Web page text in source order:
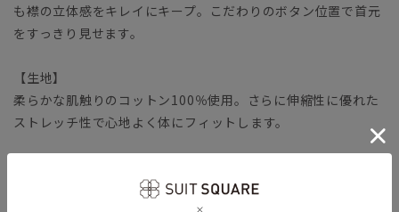
も襟の立体感をキレイにキープ。こだわりのボタン位置で首元
をすっきり見せます。
【生地】
柔らかな肌触りのコットン100％使用。さらに伸縮性に優れた
ストレッチ性で心地よく体にフィットします。
NON IRON（ノンアイロン）／言葉通り“アイロン掛けが不